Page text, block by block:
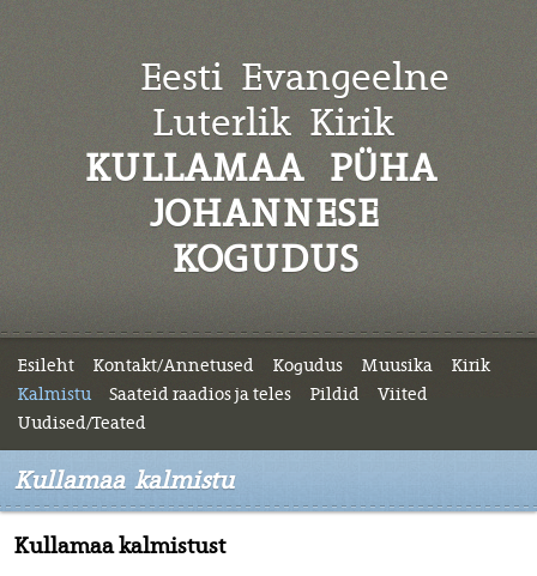
Eesti Evangeelne
Luterlik Kirik
KULLAMAA PÜHA
JOHANNESE
KOGUDUS
Esileht Kontakt/Annetused Kogudus Muusika
Kirik
Kalmistu
Saateid raadios ja teles Pildid
Viited
Uudised/Teated
Kullamaa kalmistu
Kullamaa kalmistust